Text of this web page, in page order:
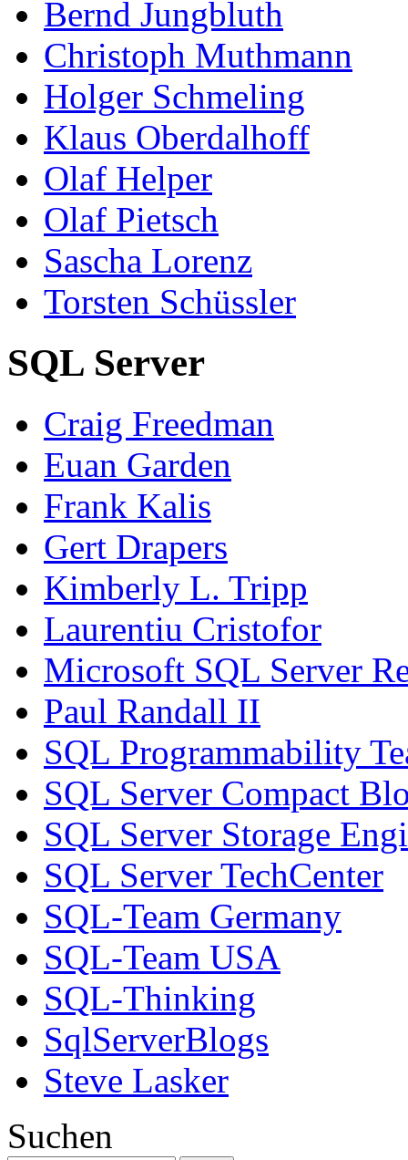
Bernd Jungbluth
Christoph Muthmann
Holger Schmeling
Klaus Oberdalhoff
Olaf Helper
Olaf Pietsch
Sascha Lorenz
Torsten Schüssler
SQL Server
Craig Freedman
Euan Garden
Frank Kalis
Gert Drapers
Kimberly L. Tripp
Laurentiu Cristofor
Microsoft SQL Server
Paul Randall II
SQL Programmability
SQL Server Compact
SQL Server Storage
SQL Server TechCenter
SQL-Team Germany
SQL-Team USA
SQL-Thinking
SqlServerBlogs
Steve Lasker
Suchen